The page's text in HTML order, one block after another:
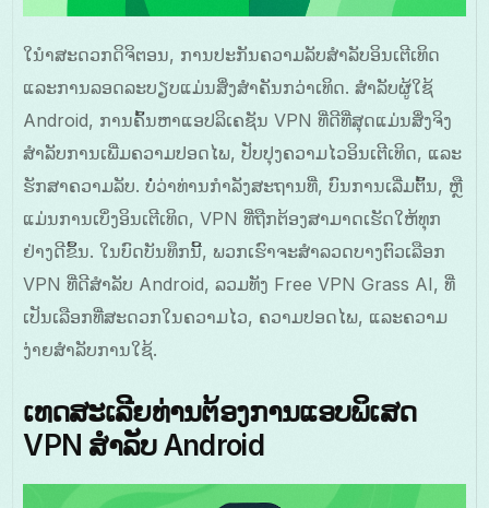
ໃນໍາສະດວກດິຈິຕອນ, ການປະກັນຄວາມລັບສໍາລັບອິນເຕີເທິດ
ແລະການລອດລະບຽບແມ່ນສິ່ງສຳຄັນກວ່າເທິດ. ສໍາລັບຜູ້ໃຊ້
Android, ການຄົ້ນຫາແອປລິເຄຊັນ VPN ທີ່ດີທີ່ສຸດແມ່ນສິ່ງຈິງ
ສໍາລັບການເພີ່ມຄວາມປອດໄພ, ປັບປຸງຄວາມໄວອິນເຕີເທິດ, ແລະ
ຮັກສາຄວາມລັບ. ບໍ່ວ່າທ່ານກຳລັງສະຖານທີ່, ບົນການເລີ່ມຕົ້ນ, ຫຼື
ແມ່ນການເບິ່ງອິນເຕີເທິດ, VPN ທີ່ຖືກຕ້ອງສາມາດເຮັດໃຫ້ທຸກ
ຢ່າງດີຂຶ້ນ. ໃນບົດບັນທຶກນີ້, ພວກເຮົາຈະສຳລວດບາງຕົວເລືອກ
VPN ທີ່ດີສໍາລັບ Android, ລວມທັງ Free VPN Grass AI, ທີ່
ເປັນເລືອກທີ່ສະດວກໃນຄວາມໄວ, ຄວາມປອດໄພ, ແລະຄວາມ
ງ່າຍສໍາລັບການໃຊ້.
ເທດສະເລີຍທ່ານຕ້ອງການແອບພິເສດ
VPN ສໍາລັບ Android